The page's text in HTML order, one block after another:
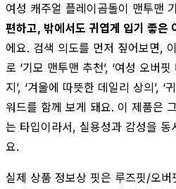
여성 캐주얼 플레이곰돌이 맨투맨
편하고, 밖에서도 귀엽게 입기 좋은
에요. 검색 의도를 먼저 짚어보면,
로 ‘기모 맨투맨 추천’, ‘여성 오버
지’, ‘겨울에 따뜻한 데일리 상의’, ‘
워드를 함께 보게 돼요. 이 제품은
는 타입이라서, 실용성과 감성을
요.
실제 상품 정보상 핏은 루즈핏/오